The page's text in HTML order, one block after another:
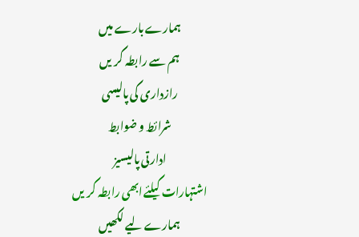
ہمارے بارے میں
ہم سے رابطہ کریں
رازداری کی پالیسی
شرائط و ضوابط
ادارتی پالیسیز
اشتہارات کیلئے ابھی رابطہ کریں
ہمارے لیے لکھیں